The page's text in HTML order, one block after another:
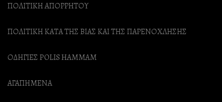
ΠΟΛΙΤΙΚΗ ΑΠΟΡΡΗΤΟΥ
ΠΟΛΙΤΙΚΗ ΚΑΤΑ ΤΗΣ ΒΙΑΣ ΚΑΙ ΤΗΣ ΠΑΡΕΝΟΧΛΗΣΗΣ
ΟΔΗΓΙΕΣ POLIS HAMMAM
ΑΓΑΠΗΜΕΝΑ